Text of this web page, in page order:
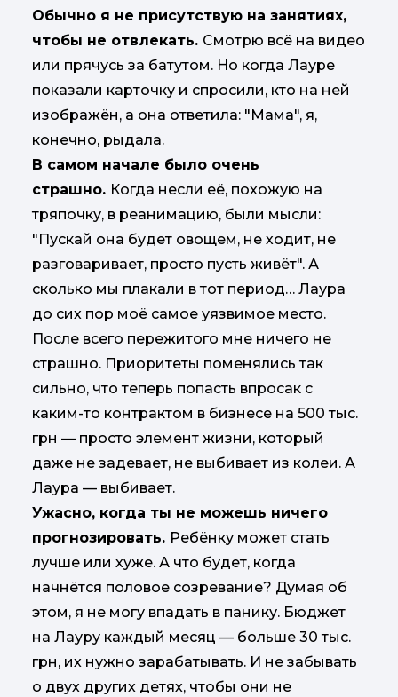
Обычно я не присутствую на занятиях,
чтобы не отвлекать. Смотрю всё на видео
или прячусь за батутом. Но когда Лауре
показали карточку и спросили, кто на ней
изображён, а она ответила: "Мама", я,
конечно, рыдала.
В самом начале было очень
страшно. Когда несли её, похожую на
тряпочку, в реанимацию, были мысли:
"Пускай она будет овощем, не ходит, не
разговаривает, просто пусть живёт". А
сколько мы плакали в тот период… Лаура
до сих пор моё самое уязвимое место.
После всего пережитого мне ничего не
страшно. Приоритеты поменялись так
сильно, что теперь попасть впросак с
каким-то контрактом в бизнесе на 500 тыс.
грн — просто элемент жизни, который
даже не задевает, не выбивает из колеи. А
Лаура — выбивает.
Ужасно, когда ты не можешь ничего
прогнозировать. Ребёнку может стать
лучше или хуже. А что будет, когда
начнётся половое созревание? Думая об
этом, я не могу впадать в панику. Бюджет
на Лауру каждый месяц — больше 30 тыс.
грн, их нужно зарабатывать. И не забывать
о двух других детях, чтобы они не